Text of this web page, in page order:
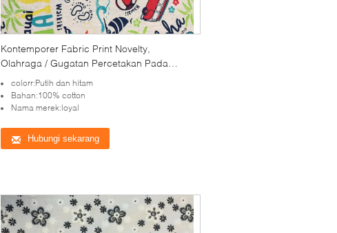
Kontemporer Fabric Print Novelty,
Olahraga / Gugatan Percetakan Pada
Cotton Fabric
colorr:Putih dan hitam
Bahan:100% cotton
Nama merek:loyal
Hubungi sekarang